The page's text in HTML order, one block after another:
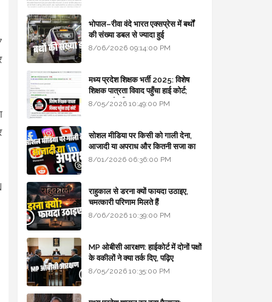
भोपाल–रीवा वंदे भारत एक्सप्रेस में बर्थों
की संख्या डबल से ज्यादा हुई
8/06/2026 09:14:00 PM
मध्य प्रदेश शिक्षक भर्ती 2025: विशेष
शिक्षक पात्रता विवाद पहुँचा हाई कोर्ट;
सरकार से माँगा जवाब
8/05/2026 10:49:00 PM
सोशल मीडिया पर किसी को गाली देना,
आजादी या अपराध और कितनी सजा का
प्रावधान - free legal advice
8/01/2026 06:36:00 PM
राहुकाल से डरना क्यों फायदा उठाइए,
चमत्कारी परिणाम मिलते हैं
8/06/2026 10:39:00 PM
MP ओबीसी आरक्षण: हाईकोर्ट में दोनों पक्षों
के वकीलों ने क्या तर्क दिए, पढ़िए
8/05/2026 10:35:00 PM